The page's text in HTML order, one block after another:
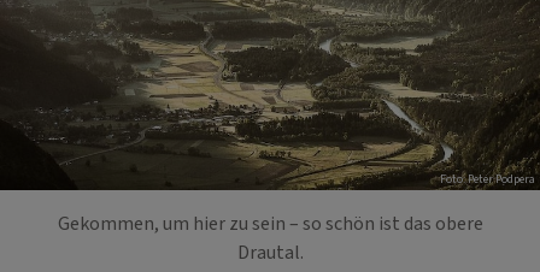
Foto: Peter Podpera
Gekommen, um hier zu sein – so schön ist das obere
Drautal.